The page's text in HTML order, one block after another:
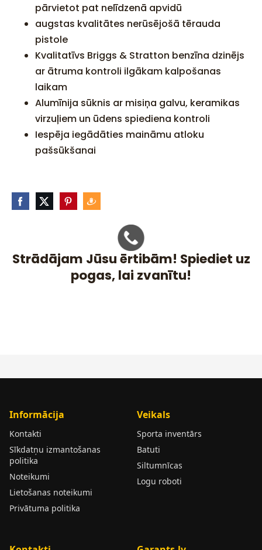
Strādājam Jūsu ērtibām! Spiediet uz
pogas, lai zvanītu!
pārvietot pat nelīdzenā apvidū
augstas kvalitātes nerūsējošā tērauda
pistole
Kvalitatīvs Briggs & Stratton benzīna dzinējs
ar ātruma kontroli ilgākam kalpošanas
laikam
Alumīnija sūknis ar misiņa galvu, keramikas
virzuļiem un ūdens spiediena kontroli
Iespēja iegādāties maināmu atloku
pašsūkšanai
Informācija
Kontakti
Sīkdatņu izmantošanas
politika
Noteikumi
Lietošanas noteikumi
Privātuma politika
Veikals
Sporta inventārs
Batuti
Siltumnīcas
Logu roboti